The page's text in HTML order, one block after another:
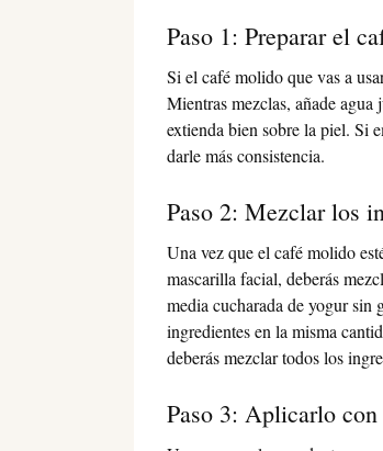
Paso 1: Preparar el
Si el café molido que vas a
Mientras mezclas, añade agua
extienda bien sobre la piel. Si
darle más consistencia.
Paso 2: Mezclar los
Una vez que el café molido
mascarilla facial, deberás
media cucharada de yogur sin
ingredientes en la misma
deberás mezclar todos los
Paso 3: Aplicarlo